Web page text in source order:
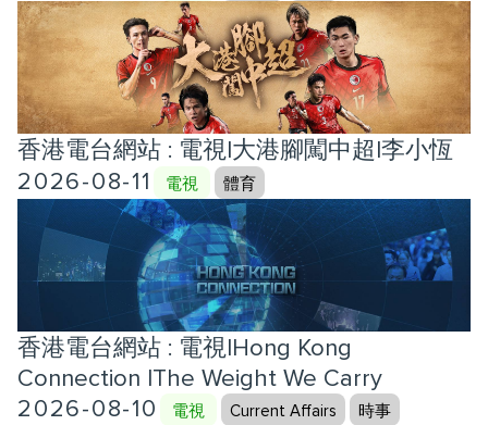
香港電台網站 : 電視|大港腳闖中超|李小恆
2026-08-11
電視 體育
香港電台網站 : 電視|Hong Kong
Connection |The Weight We Carry
2026-08-10
電視 Current Affairs 時事